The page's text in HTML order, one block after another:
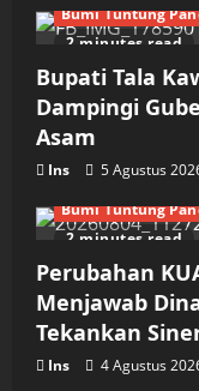
2 minutes read
Bumi Tuntung
Bupati Tala
Dampingi
Asam
Ins 5 Agustus
2 minutes read
Bumi Tuntung
Perubahan
Menjawab
Tekankan
Ins 4 Agustus